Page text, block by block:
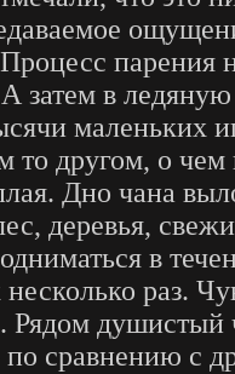
затем в
маленьких
то другом, о чем
Дно чана
деревья,
в
раз.
Рядом
сравнению с